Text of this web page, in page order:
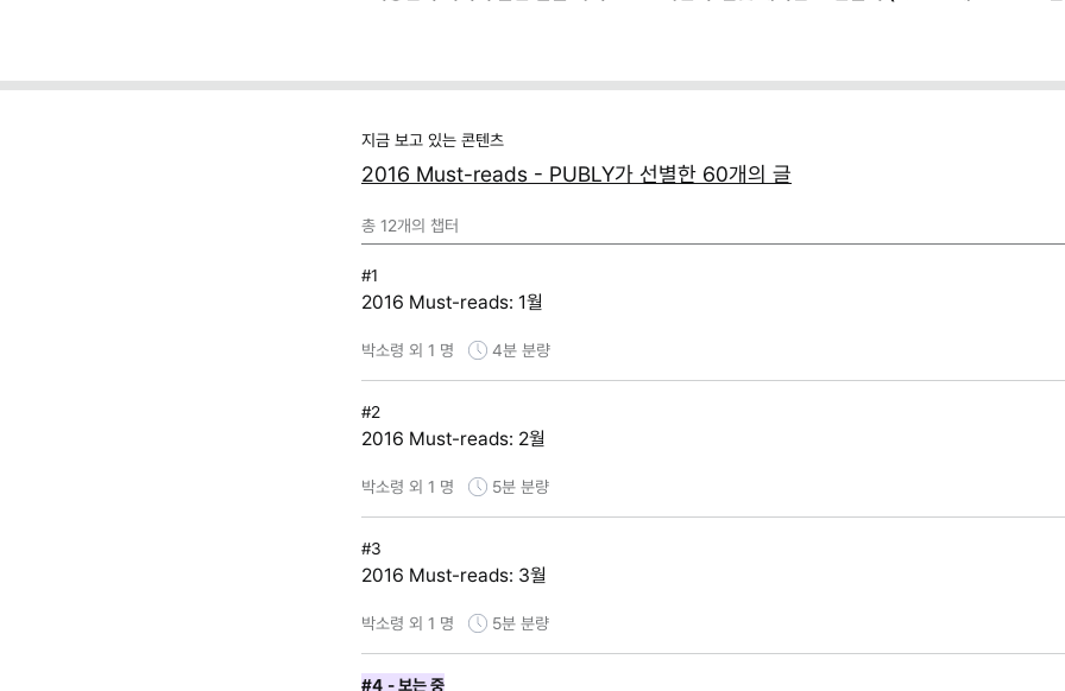
지금 보고 있는 콘텐츠
2016 Must-reads - PUBLY가 선별한 60개의 글
총 12개의 챕터
#1
2016 Must-reads: 1월
박소령 외 1 명 4분 분량
#2
2016 Must-reads: 2월
박소령 외 1 명 5분 분량
#3
2016 Must-reads: 3월
박소령 외 1 명 5분 분량
#4 - 보는 중